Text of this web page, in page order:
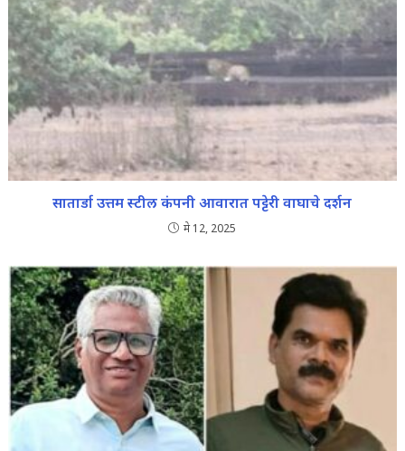
सातार्डा उत्तम स्टील कंपनी आवारात पट्टेरी वाघाचे दर्शन
मे 12, 2025